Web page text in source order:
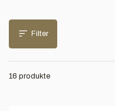
Filter
16 produkte